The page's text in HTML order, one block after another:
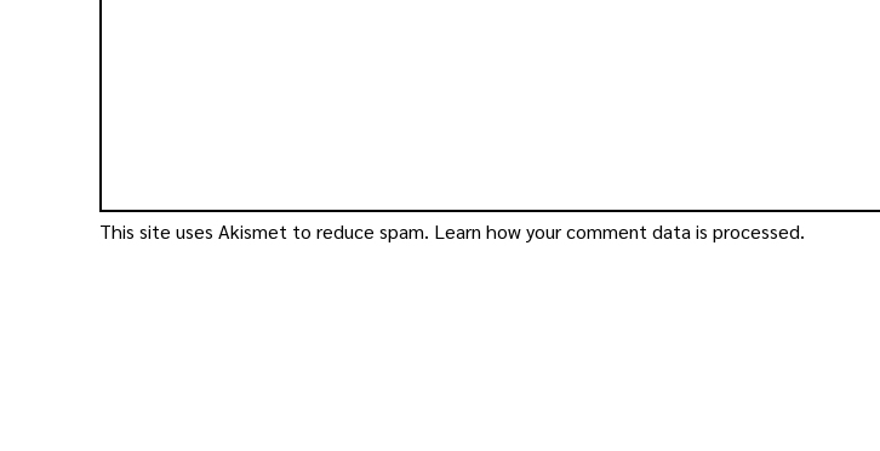
This site uses Akismet to reduce spam. Learn how your comment data is processed.